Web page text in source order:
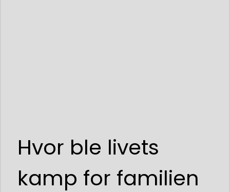
Hvor ble livets
kamp for familien